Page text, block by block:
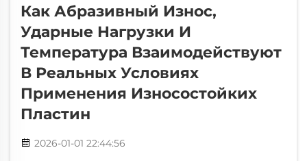
Как Абразивный Износ,
Ударные Нагрузки И
Температура Взаимодействуют
В Реальных Условиях
Применения Износостойких
Пластин
2026-01-01 22:44:56